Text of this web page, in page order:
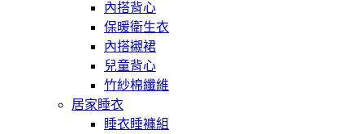
內搭背心
保暖衛生衣
內搭襯裙
兒童背心
竹紗棉纖維
居家睡衣
睡衣睡褲組